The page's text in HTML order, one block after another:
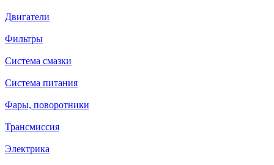
Двигатели
Фильтры
Система смазки
Система питания
Фары, поворотники
Трансмиссия
Электрика